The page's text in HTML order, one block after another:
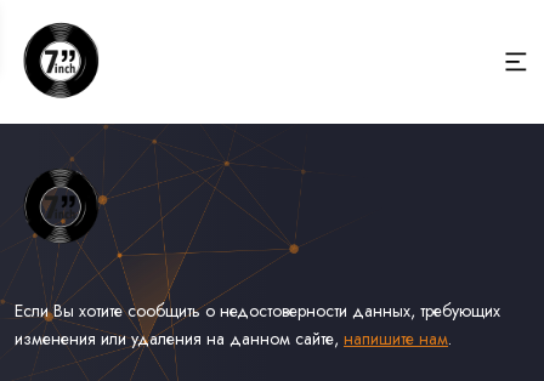
Если Вы хотите сообщить о недостоверности данных, требующих
изменения или удаления на данном сайте, напишите нам.